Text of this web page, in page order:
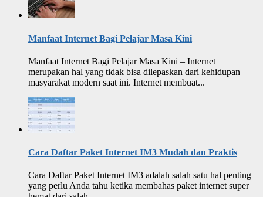
Manfaat Internet Bagi Pelajar Masa Kini
Manfaat Internet Bagi Pelajar Masa Kini – Internet
merupakan hal yang tidak bisa dilepaskan dari kehidupan
masyarakat modern saat ini. Internet membuat...
Cara Daftar Paket Internet IM3 Mudah dan Praktis
Cara Daftar Paket Internet IM3 adalah salah satu hal penting
yang perlu Anda tahu ketika membahas paket internet super